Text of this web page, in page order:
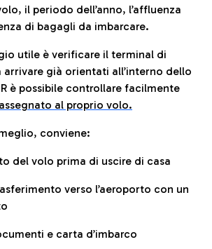
il periodo dell’anno, l’affluenza
di bagagli da imbarcare.
utile è verificare il terminal di
arrivare già orientati all’interno dello
è possibile controllare facilmente
al proprio volo.
conviene:
del volo prima di uscire di casa
verso l’aeroporto con un
e carta d’imbarco